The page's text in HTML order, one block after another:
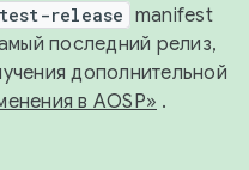
release manifest
последний релиз,
дополнительной
в AOSP» .